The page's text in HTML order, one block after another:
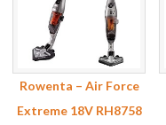
Rowenta – Air Force
Extreme 18V RH8758